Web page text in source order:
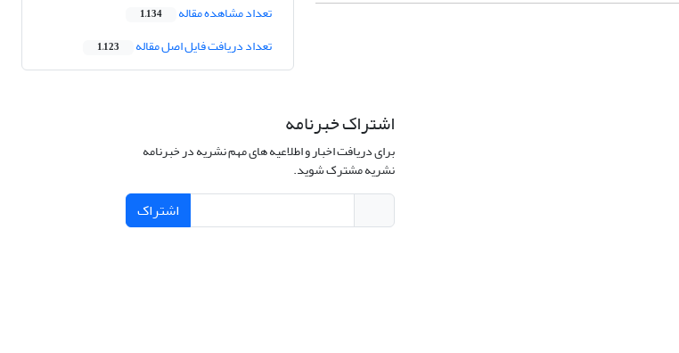
تعداد مشاهده مقاله 1,134
تعداد دریافت فایل اصل مقاله 1,123
اشتراک خبرنامه
برای دریافت اخبار و اطلاعیه های مهم نشریه در خبرنامه
نشریه مشترک شوید.
اشتراک